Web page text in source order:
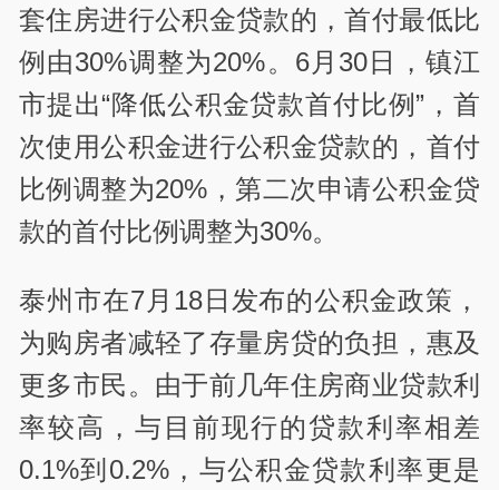
套住房进行公积金贷款的，首付最低比
例由30%调整为20%。6月30日，镇江
市提出“降低公积金贷款首付比例”，首
次使用公积金进行公积金贷款的，首付
比例调整为20%，第二次申请公积金贷
款的首付比例调整为30%。
泰州市在7月18日发布的公积金政策，
为购房者减轻了存量房贷的负担，惠及
更多市民。由于前几年住房商业贷款利
率较高，与目前现行的贷款利率相差
0.1%到0.2%，与公积金贷款利率更是